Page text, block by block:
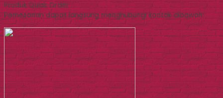
Produk Quick Order
Pemesanan dapat langsung menghubungi kontak dibawah: